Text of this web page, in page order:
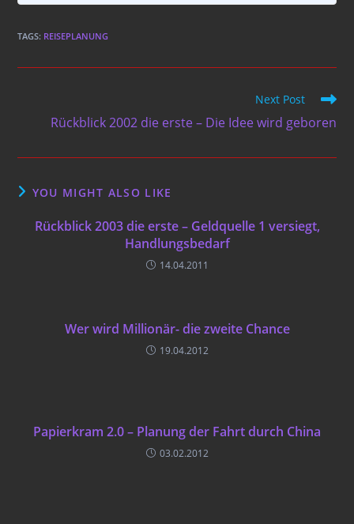
TAGS: REISEPLANUNG
articles
Next Post
Rückblick 2002 die erste – Die Idee wird geboren
YOU MIGHT ALSO LIKE
Rückblick 2003 die erste – Geldquelle 1 versiegt,
Handlungsbedarf
14.04.2011
Wer wird Millionär- die zweite Chance
19.04.2012
Papierkram 2.0 – Planung der Fahrt durch China
03.02.2012